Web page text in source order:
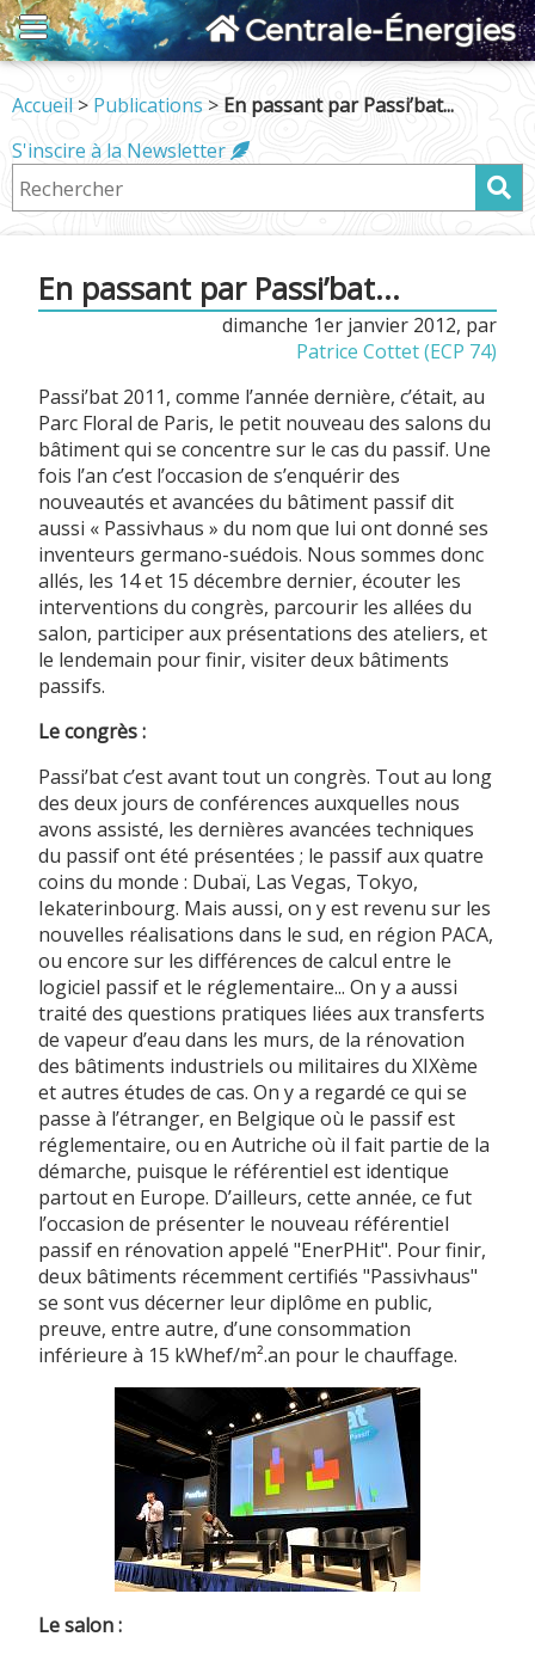
Centrale-Énergies
Accueil > Publications > En passant par Passi’bat...
S'inscire à la Newsletter
En passant par Passi’bat...
dimanche 1er janvier 2012, par
Patrice Cottet (ECP 74)
Passi’bat 2011, comme l’année dernière, c’était, au
Parc Floral de Paris, le petit nouveau des salons du
bâtiment qui se concentre sur le cas du passif. Une
fois l’an c’est l’occasion de s’enquérir des
nouveautés et avancées du bâtiment passif dit
aussi « Passivhaus » du nom que lui ont donné ses
inventeurs germano-suédois. Nous sommes donc
allés, les 14 et 15 décembre dernier, écouter les
interventions du congrès, parcourir les allées du
salon, participer aux présentations des ateliers, et
le lendemain pour finir, visiter deux bâtiments
passifs.
Le congrès :
Passi’bat c’est avant tout un congrès. Tout au long
des deux jours de conférences auxquelles nous
avons assisté, les dernières avancées techniques
du passif ont été présentées ; le passif aux quatre
coins du monde : Dubaï, Las Vegas, Tokyo,
Iekaterinbourg. Mais aussi, on y est revenu sur les
nouvelles réalisations dans le sud, en région PACA,
ou encore sur les différences de calcul entre le
logiciel passif et le réglementaire... On y a aussi
traité des questions pratiques liées aux transferts
de vapeur d’eau dans les murs, de la rénovation
des bâtiments industriels ou militaires du XIXème
et autres études de cas. On y a regardé ce qui se
passe à l’étranger, en Belgique où le passif est
réglementaire, ou en Autriche où il fait partie de la
démarche, puisque le référentiel est identique
partout en Europe. D’ailleurs, cette année, ce fut
l’occasion de présenter le nouveau référentiel
passif en rénovation appelé "EnerPHit". Pour finir,
deux bâtiments récemment certifiés "Passivhaus"
se sont vus décerner leur diplôme en public,
preuve, entre autre, d’une consommation
inférieure à 15 kWhef/m².an pour le chauffage.
Le salon :